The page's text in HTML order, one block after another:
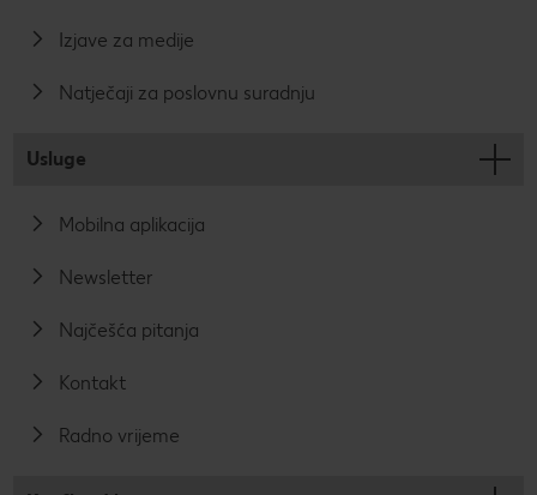
Izjave za medije
Natječaji za poslovnu suradnju
Usluge
Mobilna aplikacija
Newsletter
Najčešća pitanja
Kontakt
Radno vrijeme